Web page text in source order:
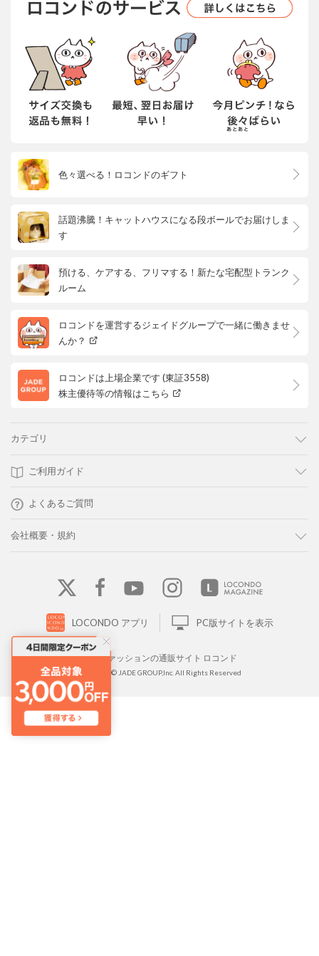
色々選べる！ロコンドのギフト
話題沸騰！キャットハウスになる段ボールでお届けしま
す
預ける、ケアする、フリマする！新たな宅配型トランク
ルーム
ロコンドを運営するジェイドグループで一緒に働きませ
んか？
ロコンドは上場企業です (東証3558)
株主優待等の情報はこちら
カテゴリ
ご利用ガイド
よくあるご質問
会社概要・規約
LOCONDO アプリ PC版サイトを表示
靴とファッションの通販サイト ロコンド
Copyright © JADE GROUP,Inc. All Rights Reserved